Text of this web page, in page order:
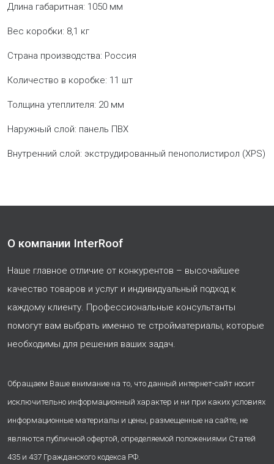
Длина габаритная: 1050 мм
Вес коробки: 8,1 кг
Страна производства: Россия
Количество в коробке: 11 шт
Толщина утеплителя: 20 мм
Наружный слой: панель ПВХ
Внутренний слой: экструдированный пенополистирол (XPS)
О компании InterRoof
Наше главное отличие от конкурентов – высочайшее
качество товаров и услуг и индивидуальный подход к
каждому клиенту. Профессиональные консультанты
помогут вам выбрать именно те стройматериалы, которые
необходимы для решения ваших задач.
Обращаем Ваше внимание на то, что данный интернет-сайт носит
исключительно информационный характер и ни при каких условиях
информационные материалы и цены, размещенные на сайте, не
являются публичной офертой, определяемой положениями Статей
435 и 437 Гражданского кодекса РФ.